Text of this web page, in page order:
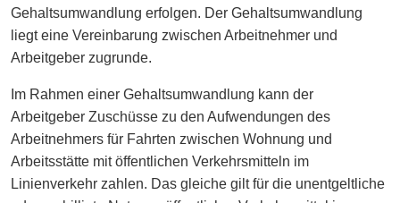
Gehaltsumwandlung erfolgen. Der Gehaltsumwandlung
liegt eine Vereinbarung zwischen Arbeitnehmer und
Arbeitgeber zugrunde.
Im Rahmen einer Gehaltsumwandlung kann der
Arbeitgeber Zuschüsse zu den Aufwendungen des
Arbeitnehmers für Fahrten zwischen Wohnung und
Arbeitsstätte mit öffentlichen Verkehrsmitteln im
Linienverkehr zahlen. Das gleiche gilt für die unentgeltliche